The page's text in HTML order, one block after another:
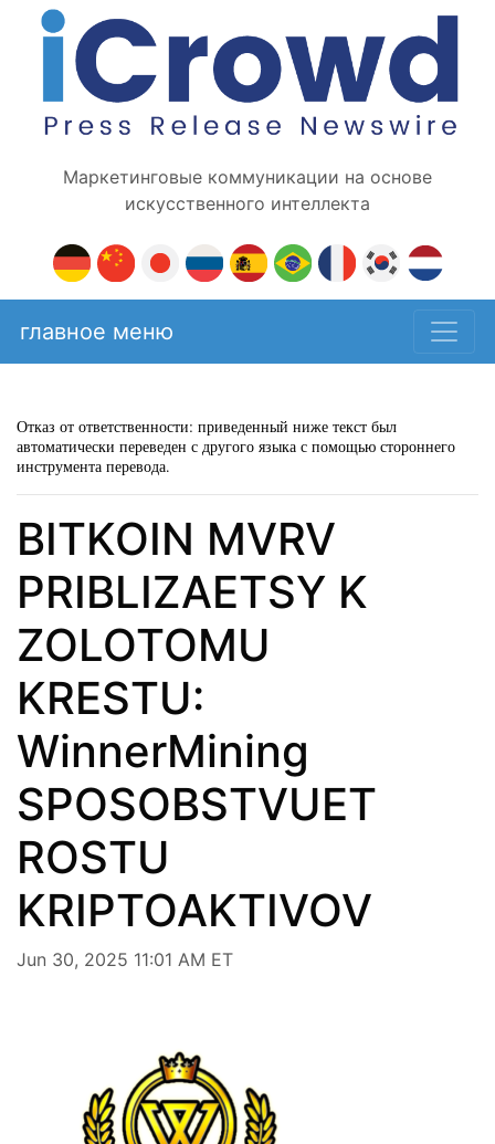
Маркетинговые коммуникации на основе
искусственного интеллекта
главное меню
Отказ от ответственности: приведенный ниже текст был
автоматически переведен с другого языка с помощью стороннего
инструмента перевода.
BITKOIN MVRV
PRIBLIZAETSY K
ZOLOTOMU
KRESTU:
WinnerMining
SPOSOBSTVUET
ROSTU
KRIPTOAKTIVOV
Jun 30, 2025 11:01 AM ET